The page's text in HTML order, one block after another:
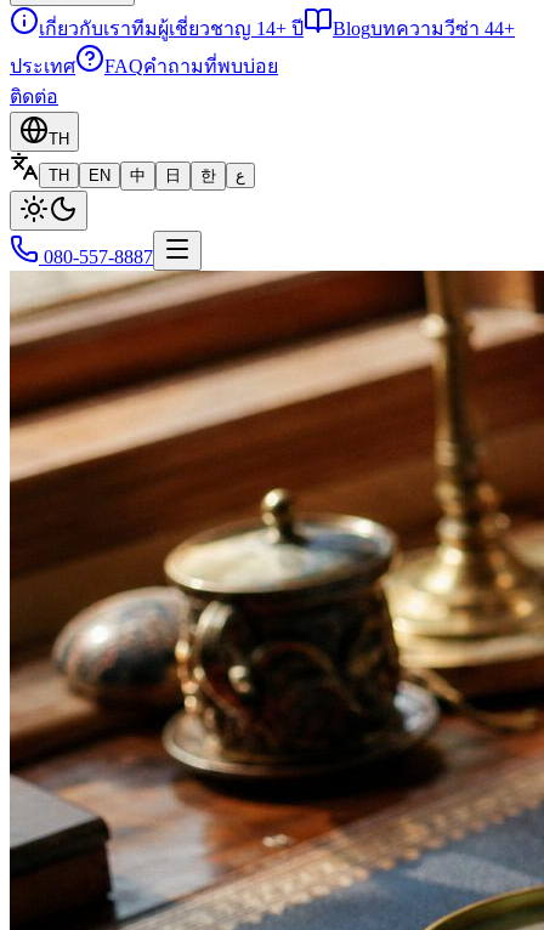
เกี่ยวกับเราทีมผู้เชี่ยวชาญ 14+ ปี Blogบทความวีซ่า 44+
ประเทศ
FAQคำถามที่พบบ่อย
ติดต่อ
TH
TH
EN 中 日 한 ع
080-557-8887